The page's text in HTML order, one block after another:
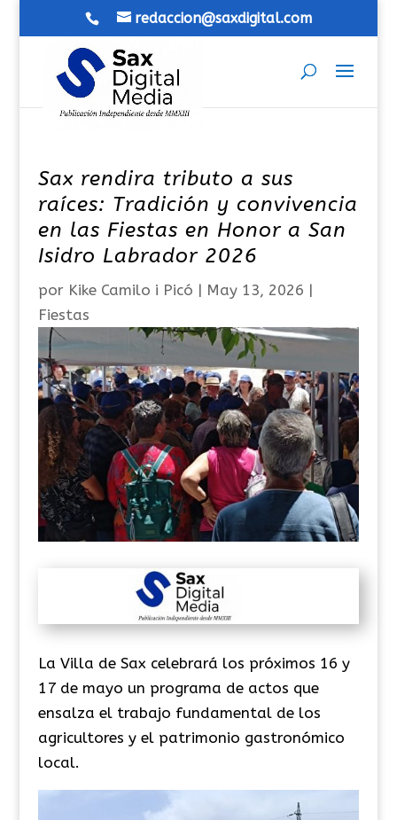
redaccion@saxdigital.com
Sax rendira tributo a sus
raíces: Tradición y convivencia
en las Fiestas en Honor a San
Isidro Labrador 2026
por Kike Camilo i Picó | May 13, 2026 |
Fiestas
La Villa de Sax celebrará los próximos 16 y
17 de mayo un programa de actos que
ensalza el trabajo fundamental de los
agricultores y el patrimonio gastronómico
local.